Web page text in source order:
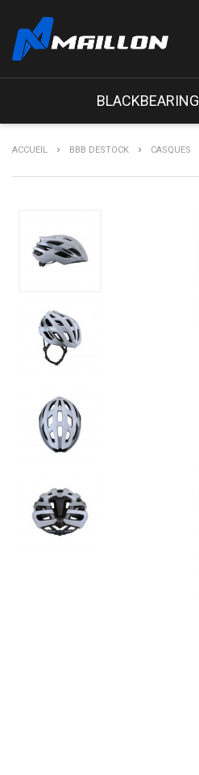
BLACKBEARING
ACCUEIL BBB DESTOCK CASQUES